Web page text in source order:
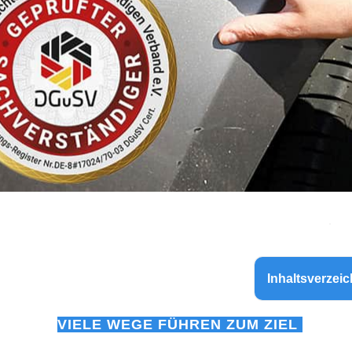
VIELE WEGE FÜHREN ZUM ZIEL